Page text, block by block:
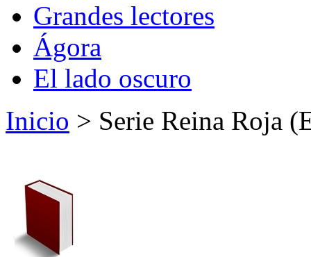
Grandes lectores
Ágora
El lado oscuro
Inicio > Serie Reina Roja